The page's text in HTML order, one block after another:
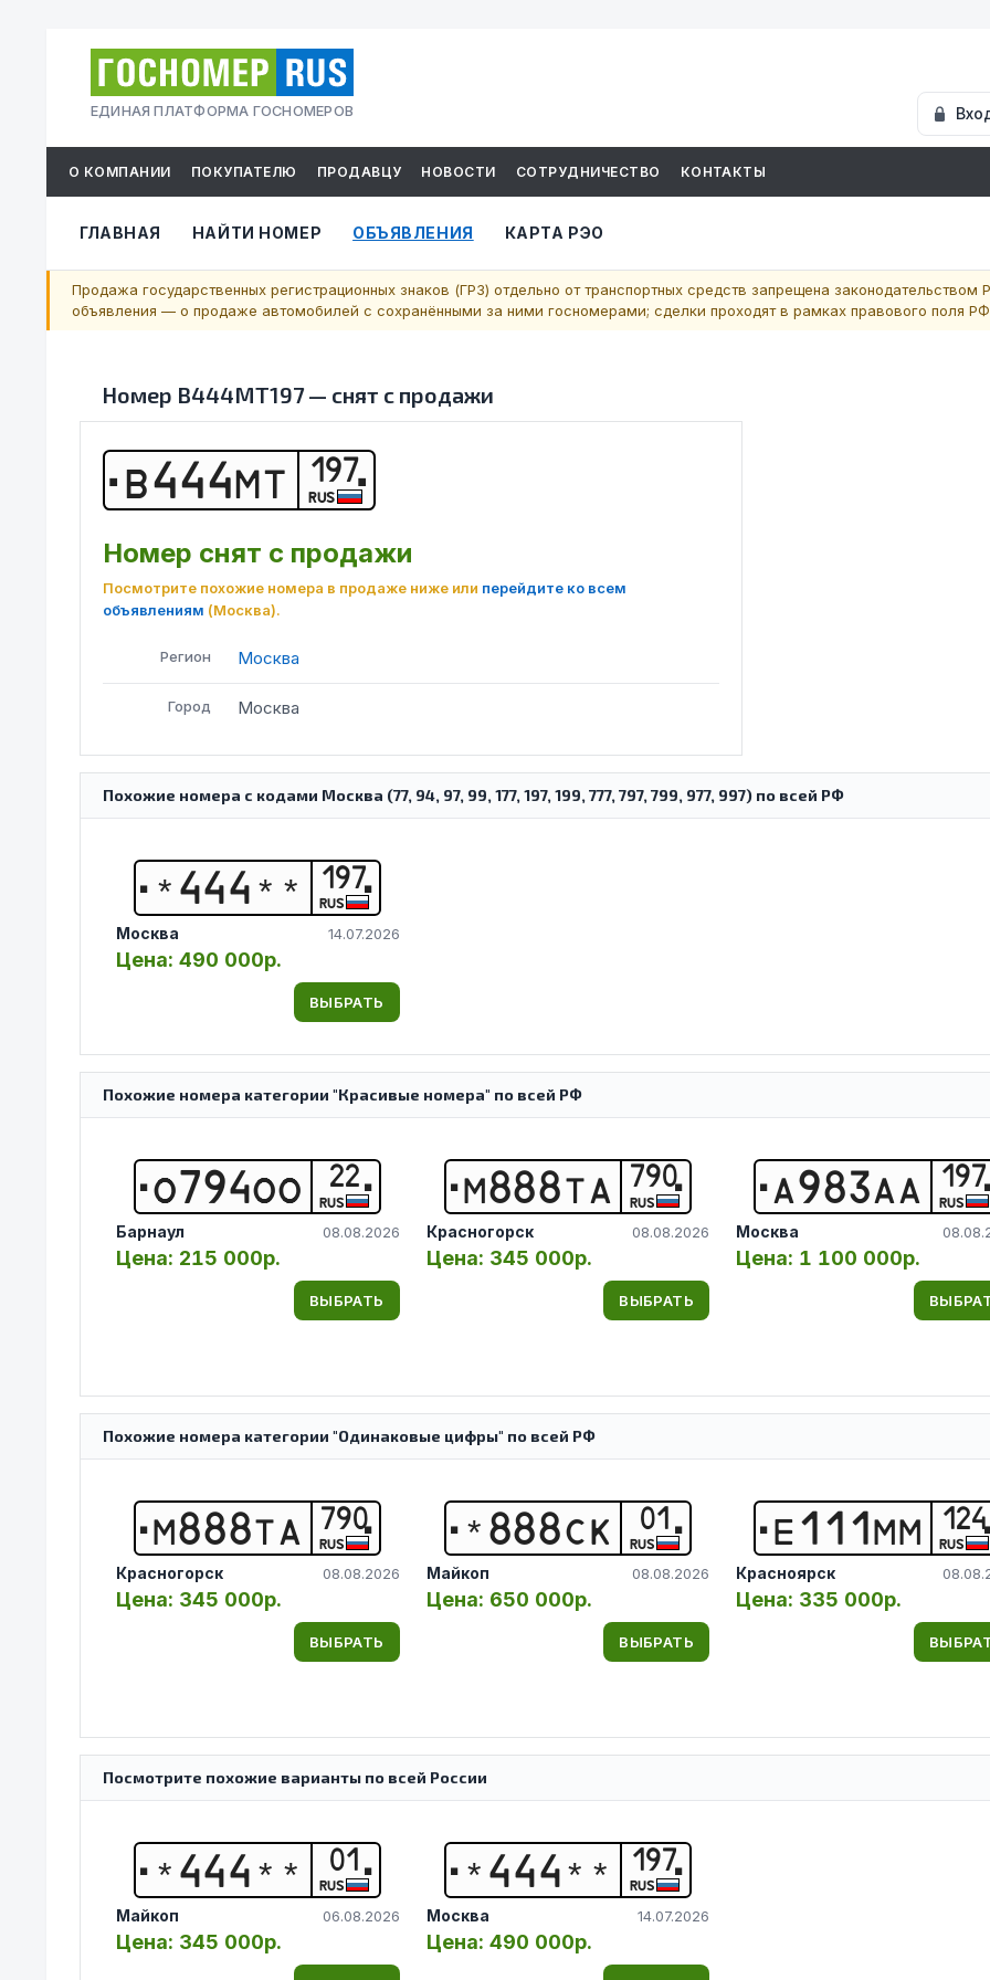
ЕДИНАЯ ПЛАТФОРМА ГОСНОМЕРОВ
О КОМПАНИИ ПОКУПАТЕЛЮ ПРОДАВЦУ НОВОСТИ СОТРУДНИЧЕСТВО КОНТАКТЫ
ГЛАВНАЯ НАЙТИ НОМЕР ОБЪЯВЛЕНИЯ КАРТА РЭО
Продажа государственных регистрационных знаков (ГРЗ) отдельно от транспортных средств запрещена
объявления — о продаже автомобилей с сохранёнными за ними госномерами; сделки проходят в рамках правового поля
Номер В444МТ197— снят с продажи
В444МТ 197
RUS
Номер снят с продажи
Посмотрите похожие номера в продаже ниже или перейдите ко всем
объявлениям (Москва).
Регион Москва
Город Москва
Похожие номера с кодами Москва (77, 94, 97, 99, 177, 197, 199, 777, 797, 799, 977, 997) по всей РФ
* 444 * * 197
RUS
Москва 14.07.2026
Цена: 490 000р.
ВЫБРАТЬ
Похожие номера категории "Красивые номера" по всей РФ
О794ОО 22
RUS
Барнаул 08.08.2026
Цена: 215 000р.
ВЫБРАТЬ
М888Т А 790
RUS
Красногорск 08.08.2026
Цена: 345 000р.
ВЫБРАТЬ
А983А А 197
RUS
Москва
Цена: 1 100 000р.
Похожие номера категории "Одинаковые цифры" по всей РФ
М888Т А 790
RUS
Красногорск 08.08.2026
Цена: 345 000р.
ВЫБРАТЬ
* 888СК 01
RUS
Майкоп 08.08.2026
Цена: 650 000р.
ВЫБРАТЬ
Е 1 1 1 ММ 124
RUS
Красноярск
Цена: 335 000р.
Посмотрите похожие варианты по всей России
* 444 * * 01
RUS
Майкоп 06.08.2026
Цена: 345 000р.
* 444 * * 197
RUS
Москва 14.07.2026
Цена: 490 000р.